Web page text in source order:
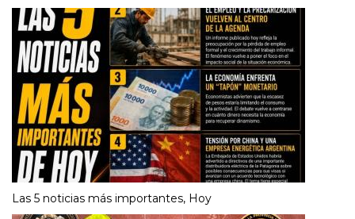
Las 5 noticias más importantes, Hoy